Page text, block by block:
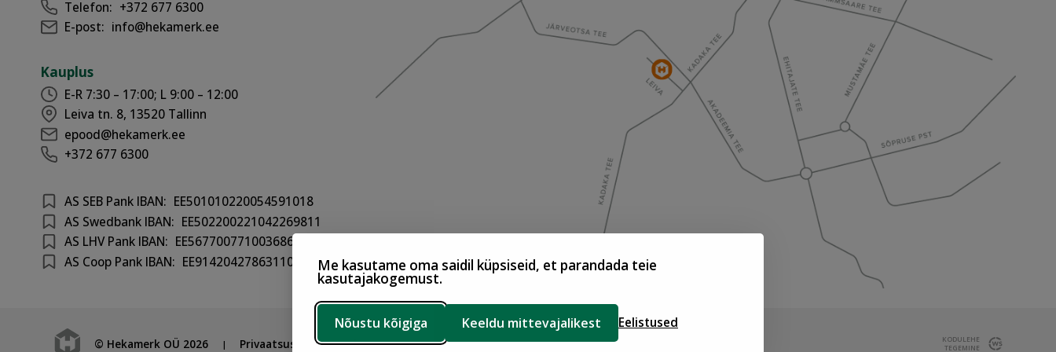
Me kasutame oma saidil küpsiseid, et parandada teie
kasutajakogemust.
Nõustu kõigiga Keeldu mittevajalikest Eelistused
Telefon: +372 677 6300
E-post: info@hekamerk.ee
Kauplus
E-R 7:30 – 17:00; L 9:00 – 12:00
Leiva tn. 8, 13520 Tallinn
epood@hekamerk.ee
+372 677 6300
AS SEB Pank IBAN: EE501010220054591018
AS Swedbank IBAN: EE502200221042269811
AS LHV Pank IBAN: EE567700771003686417
AS Coop Pank IBAN: EE914204278631100301
© Hekamerk OÜ 2026 | Privaatsustingimused
KODULEHE
TEGEMINE